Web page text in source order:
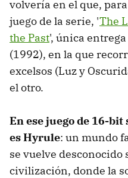
volvería en el que,
juego de la serie, 'The
the Past', única
(1992), en la que
excelsos (Luz y
el otro.
En ese juego de 16-
es Hyrule: un mundo
se vuelve desconocido
civilización, donde la